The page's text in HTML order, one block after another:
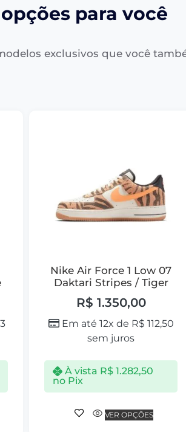
para você
exclusivos que você
Nike Air Force 1 Low 07
Daktari Stripes / Tiger
R$ 1.350,00
Em até 12x de R$ 112,50
sem juros
À vista R$1.282,50
no Pix
VER OPÇÕES